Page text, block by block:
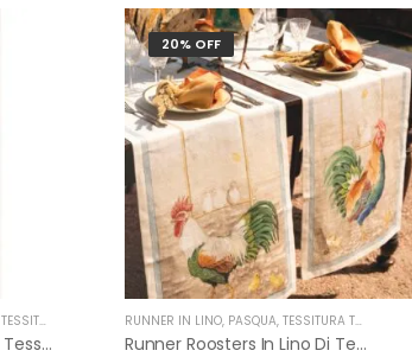
TESSITURA TOSCANA TELERIE
Runner Grifola In Lino Di Tessitura Toscana Telerie
20% OFF
RUNNER IN LINO, PASQUA, TESSITURA TOSCANA TELERIE
Runner Roosters In Lino Di Tessitura Toscana Telerie